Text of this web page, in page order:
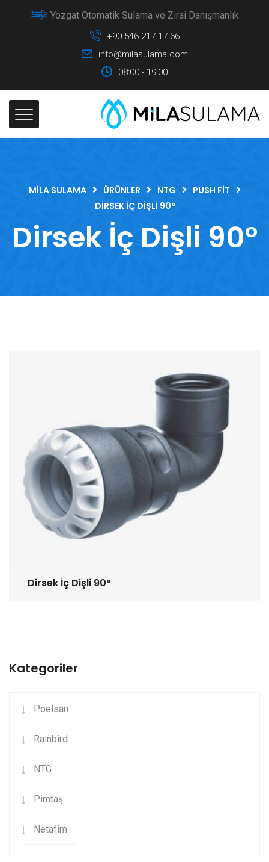
Yozgat Otomatik Sulama ve Zirai Danışmanlık
+90 546 217 17 66
info@milasulama.com
08:00 - 19:00
MILA SULAMA ÜRÜNLER NTG
PUSH FIT
DIRSEK İÇ DIŞLI 90°
Dirsek İç Dişli 90°
Dirsek İç Dişli 90°
Kategoriler
Poelsan
Rainbird
NTG
Pimtaş
Netafim